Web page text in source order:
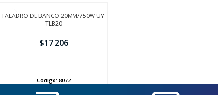
TALADRO DE BANCO 20MM/750W UY-
TLB20
$17.206
Código: 8072